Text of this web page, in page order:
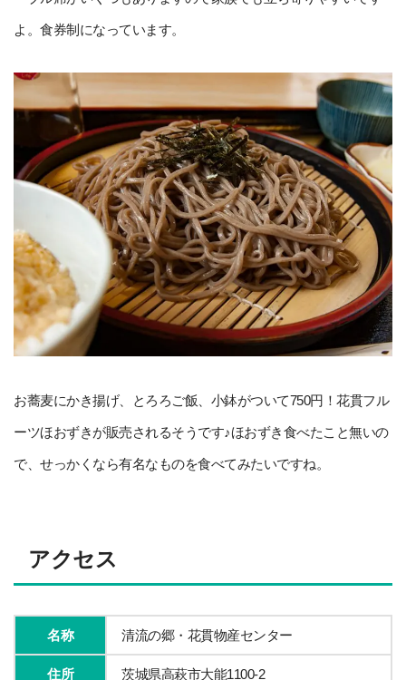
よ。食券制になっています。
お蕎麦にかき揚げ、とろろご飯、小鉢がついて750円！ 花貫フル
ーツほおずきが販売されるそうです♪ほおずき食べたこと無いの
で、せっかくなら有名なものを食べてみたいですね。
アクセス
名称 清流の郷・花貫物産センター
住所 茨城県高萩市大能1100-2